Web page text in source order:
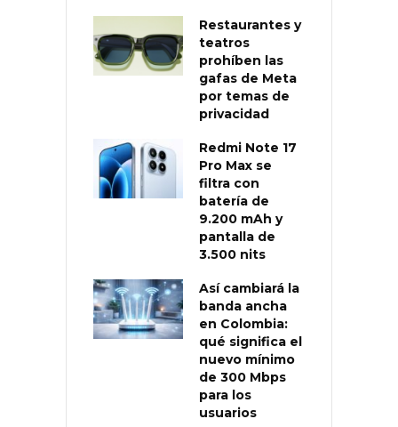
Restaurantes y
teatros
prohíben las
gafas de Meta
por temas de
privacidad
Redmi Note 17
Pro Max se
filtra con
batería de
9.200 mAh y
pantalla de
3.500 nits
Así cambiará la
banda ancha
en Colombia:
qué significa el
nuevo mínimo
de 300 Mbps
para los
usuarios